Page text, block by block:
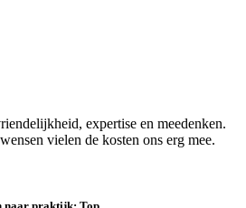
expertise en meedenken.
vielen de kosten ons erg mee.